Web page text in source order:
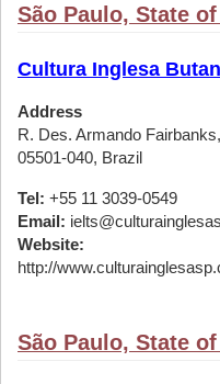
São Paulo, State
Cultura Inglesa
Address
R. Des. Armando
05501-040, Brazil
Tel: +55 11 3039-0549
Email:
Website:
http://
São Paulo, State